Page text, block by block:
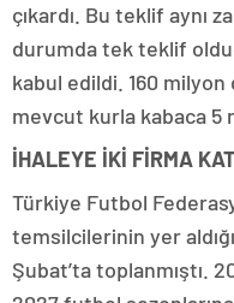
çıkardı. Bu teklif aynı
durumda tek teklif
kabul edildi. 160
mevcut kurla kabaca 5
İHALEYE İKİ FİRMA
Türkiye Futbol
temsilcilerinin yer
Şubat’ta toplanmıştı.